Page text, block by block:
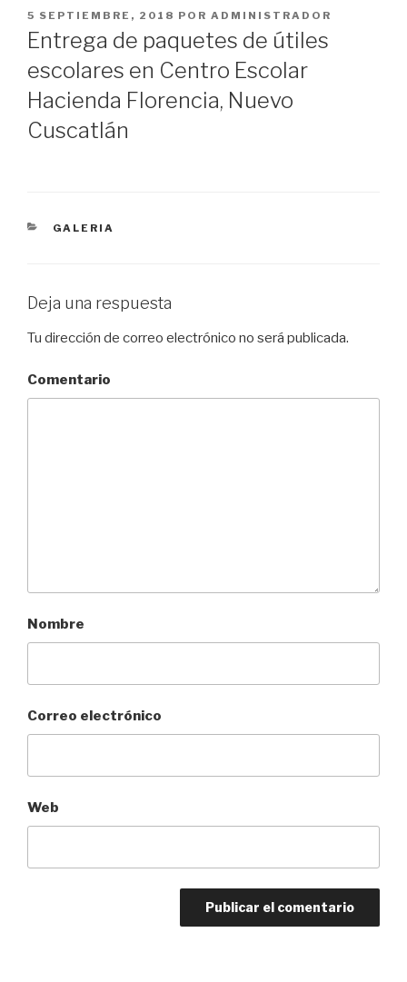
PUBLICADO
EN
5 SEPTIEMBRE, 2018 POR ADMINISTRADOR
Entrega de paquetes de útiles
escolares en Centro Escolar
Hacienda Florencia, Nuevo
Cuscatlán
CATEGORÍAS
GALERIA
Deja una respuesta
Tu dirección de correo electrónico no será publicada.
Comentario
Nombre
Correo electrónico
Web